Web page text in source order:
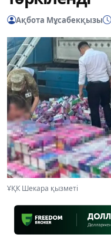
Ақбота Мұсабекқызы
ҰҚК Шекара қызметі